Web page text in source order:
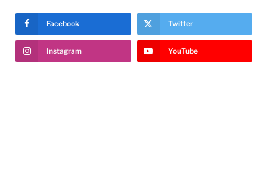
Facebook Twitter
Instagram YouTube